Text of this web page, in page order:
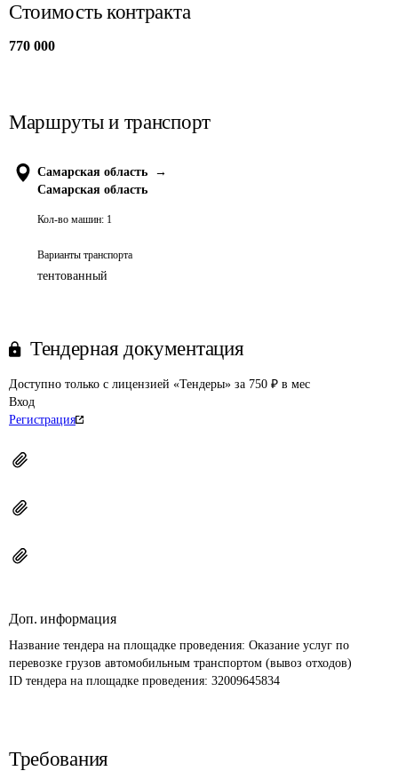
Стоимость контракта
770 000
Маршруты и транспорт
Самарская область
→
Самарская область
Кол-во машин: 1
Варианты транспорта
тентованный
Тендерная документация
Доступно только с лицензией «Тендеры» за 750 ₽ в мес
Вход
Регистрация
Доп. информация
Название тендера на площадке проведения: Оказание услуг по
перевозке грузов автомобильным транспортом (вывоз отходов)
ID тендера на площадке проведения: 32009645834
Требования